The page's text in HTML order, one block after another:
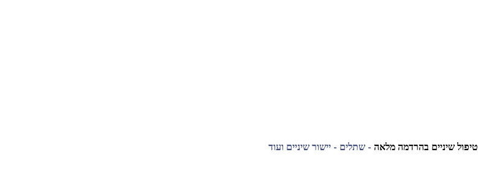
טיפול שיניים בהרדמה מלאה - שתלים - יישור שיניים ועוד